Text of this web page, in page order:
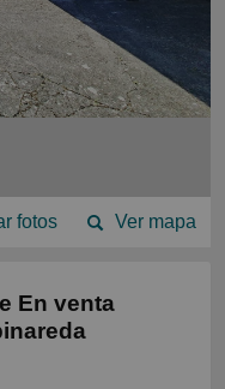
Ver mapa
fotos
En venta